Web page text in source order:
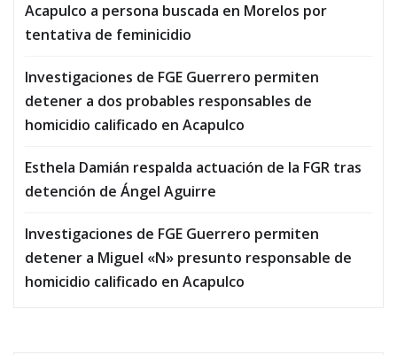
Acapulco a persona buscada en Morelos por
tentativa de feminicidio
Investigaciones de FGE Guerrero permiten
detener a dos probables responsables de
homicidio calificado en Acapulco
Esthela Damián respalda actuación de la FGR tras
detención de Ángel Aguirre
Investigaciones de FGE Guerrero permiten
detener a Miguel «N» presunto responsable de
homicidio calificado en Acapulco